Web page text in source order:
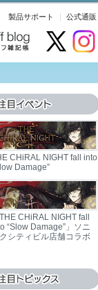
：スタ
帳
製品サポート 公式通販
CHiRAL NIGHT fall into
Damage”
THE CHiRAL NIGHT fall
“Slow Damage”」ソニ
シティビル店舗コラボ